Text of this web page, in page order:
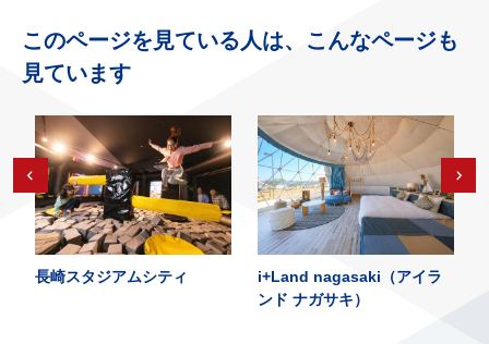
このページを見ている人は、こんなページも
見ています
長崎スタジアムシティ
i+Land nagasaki（アイラ
ンド ナガサキ）